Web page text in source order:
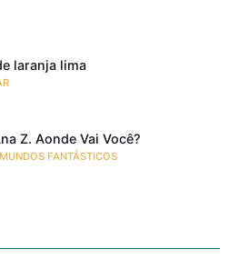
laranja lima
Z. Aonde Vai Você?
FANTÁSTICOS